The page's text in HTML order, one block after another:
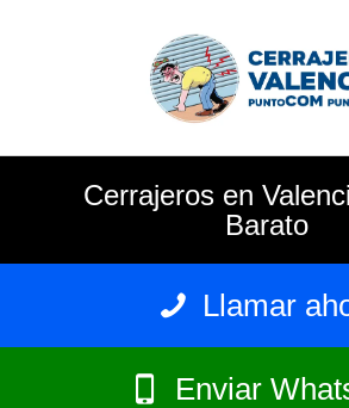
Cerrajeros en
Barato
Llamar
Enviar